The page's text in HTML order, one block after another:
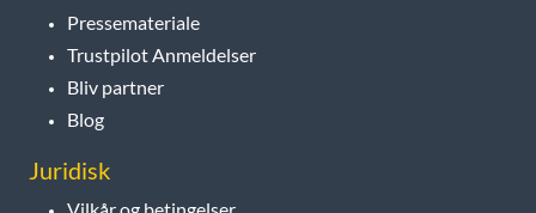
Pressemateriale
Trustpilot Anmeldelser
Bliv partner
Blog
Juridisk